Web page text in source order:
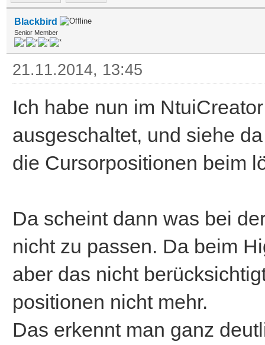
Blackbird
Senior Member
21.11.2014, 13:45
Ich habe nun im
ausgeschaltet, und siehe
die Cursorpositionen beim
Da scheint dann was bei
nicht zu passen. Da beim
aber das nicht
positionen nicht mehr.
Das erkennt man ganz